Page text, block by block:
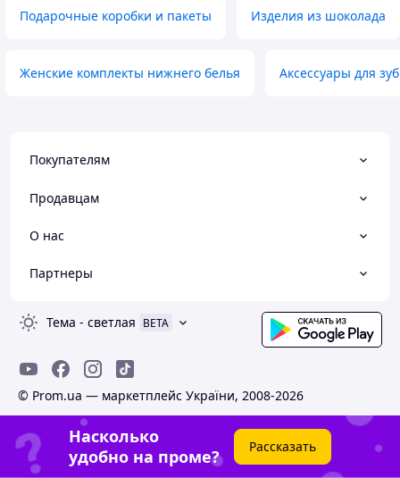
Подарочные коробки и пакеты Изделия из шоколада
Женские комплекты нижнего белья Аксессуары для
Покупателям
Продавцам
О нас
Партнеры
Тема - светлая BETA
© Prom.ua — маркетплейс України, 2008-2026
Насколько
удобно на проме?
Рассказать